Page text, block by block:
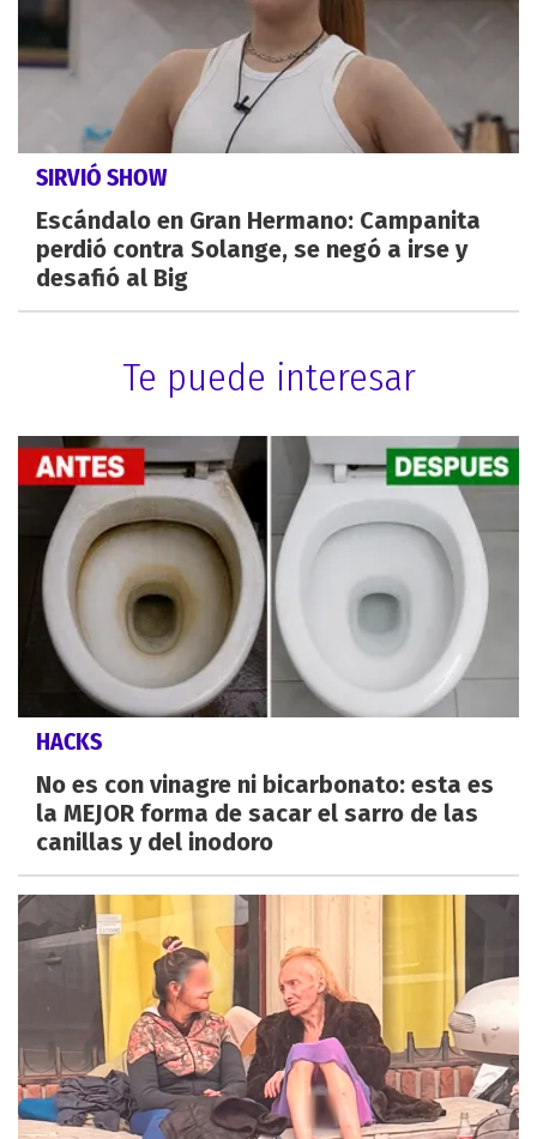
SIRVIÓ SHOW
Escándalo en Gran Hermano: Campanita
perdió contra Solange, se negó a irse y
desafió al Big
Te puede interesar
HACKS
No es con vinagre ni bicarbonato: esta es
la MEJOR forma de sacar el sarro de las
canillas y del inodoro